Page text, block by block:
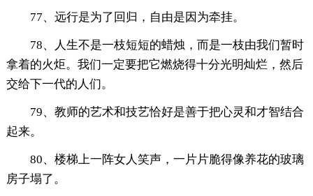
77、远行是为了回归，自由是因为牵挂。
78、人生不是一枝短短的蜡烛，而是一枝由我们暂时
拿着的火炬。我们一定要把它燃烧得十分光明灿烂，然后
交给下一代的人们。
79、教师的艺术和技艺恰好是善于把心灵和才智结合
起来。
80、楼梯上一阵女人笑声，一片片脆得像养花的玻璃
房子塌了。